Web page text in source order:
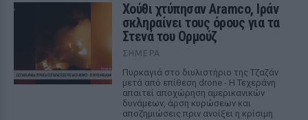
Χούθι χτύπησαν Aramco, Ιράν
σκληραίνει τους όρους για τα
Στενά του Ορμούζ
ΣΉΜΕΡΑ
Πυρκαγιά στο διυλιστήριο της Τζαζάν
μετά από επίθεση drone - Η Τεχεράνη
απαιτεί αποχώρηση αμερικανικών
δυνάμεων, άρση κυρώσεων και
αποζημιώσεις πριν ανοίξει η κρίσιμη